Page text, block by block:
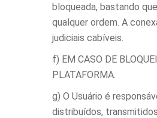
bloqueada, bastando
qualquer ordem. A
judiciais cabíveis.
f) EM CASO DE
PLATAFORMA.
g) O Usuário é
distribuídos,